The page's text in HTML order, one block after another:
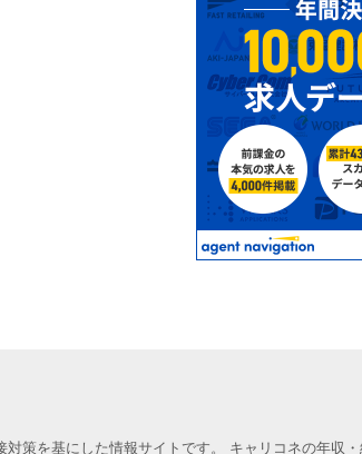
策を基にした情報サイトです。 キャリコネの年収